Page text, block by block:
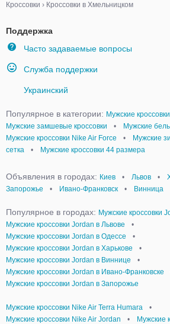
Кроссовки › Кроссовки в Хмельницком
Поддержка
Часто задаваемые вопросы
Служба поддержки
Украинский
Популярное в категории: Мужские
Мужские замшевые кроссовки
• Мужские
Мужские кроссовки Nike Air Force
• Мужские
сетка
• Мужские кроссовки 44 размера
Объявления в городах: Киев • Львов •
Запорожье
• Ивано-Франковск • Винница
Популярное в городах: Мужские кроссовки
Мужские кроссовки Jordan в Львове
•
Мужские кроссовки Jordan в Одессе
•
Мужские кроссовки Jordan в Харькове
•
Мужские кроссовки Jordan в Виннице
•
Мужские кроссовки Jordan в Ивано-Франковске
Мужские кроссовки Jordan в Запорожье
Мужские кроссовки Nike Air Terra Humara
•
Мужские кроссовки Nike Air Jordan
• Мужские